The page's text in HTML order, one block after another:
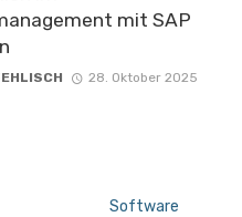
mit SAP
28. Oktober 2025
Software